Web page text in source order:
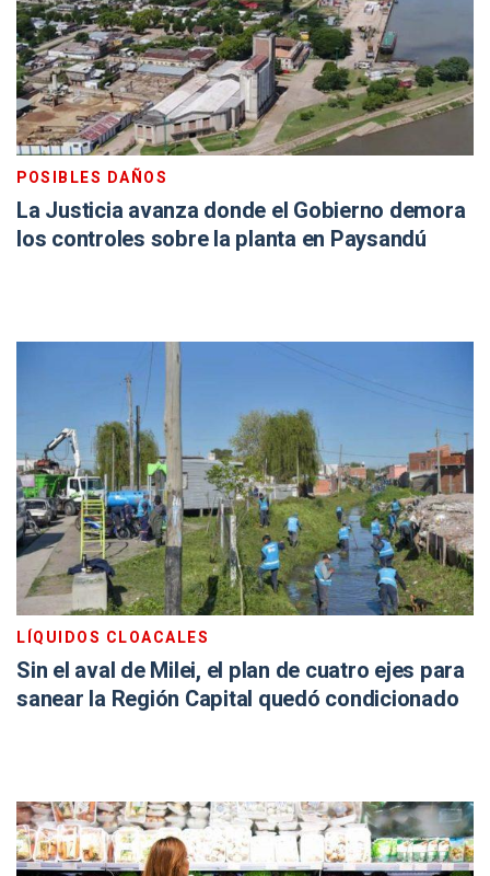
POSIBLES DAÑOS
La Justicia avanza donde el Gobierno demora
los controles sobre la planta en Paysandú
LÍQUIDOS CLOACALES
Sin el aval de Milei, el plan de cuatro ejes para
sanear la Región Capital quedó condicionado